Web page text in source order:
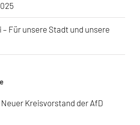
Für unsere Stadt und unsere
Neuer Kreisvorstand der AfD